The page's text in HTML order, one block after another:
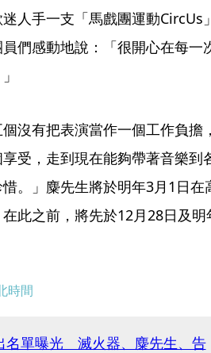
人手一支「馬戲團運動CircUs
們感動地說：「很開心在每一
沒有把表演當作一個工作負擔
受，走到現在能夠帶著音樂到
。」麋先生將於明年3月1日在
此之前，將先於12月28日及
時間
名單曝光 滅火器、麋先生、告